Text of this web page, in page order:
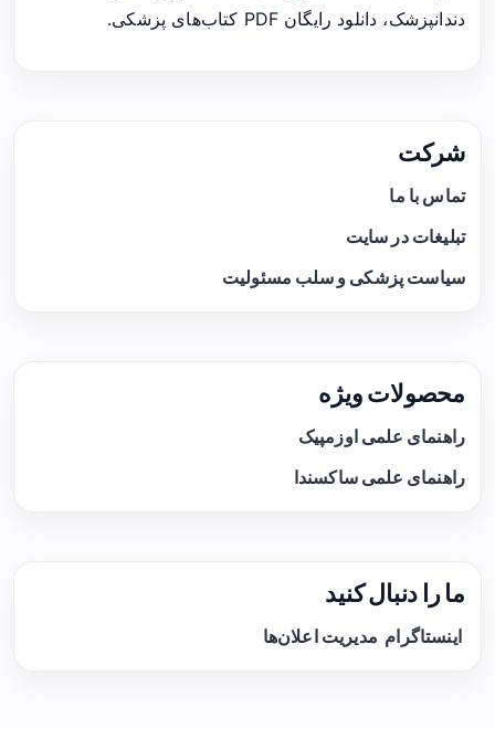
دندانپزشک، دانلود رایگان PDF کتاب‌های پزشکی.
شرکت
تماس با ما
تبلیغات در سایت
سیاست پزشکی و سلب مسئولیت
محصولات ویژه
راهنمای علمی اوزمپیک
راهنمای علمی ساکسندا
ما را دنبال کنید
اینستاگرام مدیریت اعلان‌ها